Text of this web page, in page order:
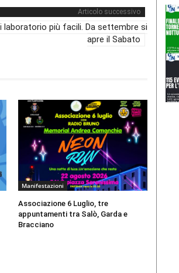
Articolo successivo
laboratorio più facili. Da settembre si
apre il Sabato
Manifestazioni
Associazione 6 Luglio, tre
appuntamenti tra Salò, Garda e
Bracciano